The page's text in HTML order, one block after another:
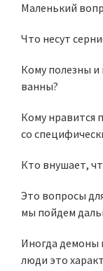
Маленький
Что несут
Кому полезны
ванны?
Кому нравится
со
Кто внушает,
Это вопросы
мы пойдем
Иногда демоны
люди это